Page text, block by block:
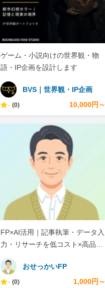
ゲーム・小説向けの世界観・物
語・IP企画を設計します
BVS｜世界観・IP企画
- (0) 10,000円～
FP×AI活用｜記事執筆・データ入
力・リサーチを低コスト×高品質
おせっかいFP
- (0) 1,000円～